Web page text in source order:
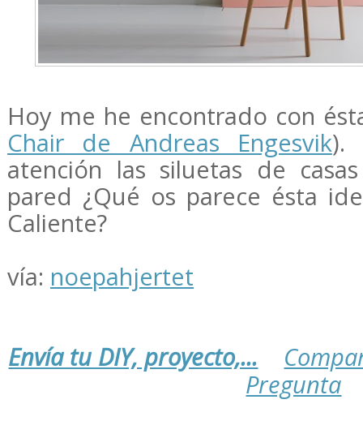
Hoy me he encontrado con
Chair de Andreas Engesvik).
atención las siluetas de
pared ¿Qué os parece ésta
Caliente?
vía: noepahjertet
Envía tu DIY, proyecto,...
Pregunta